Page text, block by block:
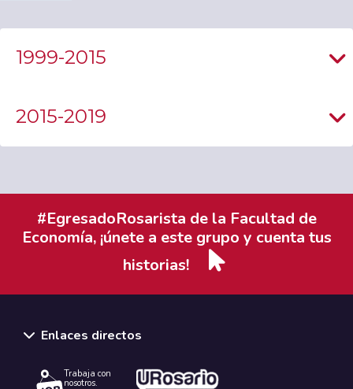
1999-2015
2015-2019
#EgresadoRosarista de la Facultad de
Economía, ¡únete a este grupo y cuenta tus
historias!
Enlaces directos
Trabaja con
nosotros.